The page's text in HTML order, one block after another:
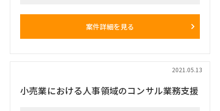
ィードバック・プロジェクトに関する顧客へのレポート及び提
案件詳細を見る
2021.05.13
小売業における人事領域のコンサル業務支援